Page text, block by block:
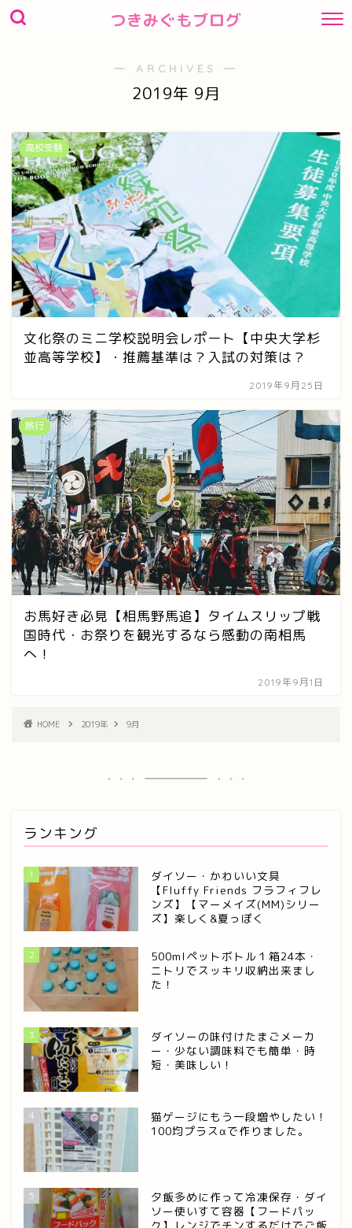
つきみぐもブログ
― ARCHIVES ―
2019年 9月
高校受験
文化祭のミニ学校説明会レポート【中央大学杉
並高等学校】・推薦基準は？入試の対策は？
2019年9月25日
旅行
お馬好き必見【相馬野馬追】タイムスリップ戦
国時代・お祭りを観光するなら感動の南相馬
へ！
2019年9月1日
HOME 2019年 9月
ランキング
1
ダイソー・かわいい文具
【Fluffy Friends フラフィフレ
ンズ】【マーメイズ(MM)シリー
ズ】楽しく&夏っぽく
2
500mlペットボトル１箱24本・
ニトリでスッキリ収納出来まし
た！
3
ダイソーの味付けたまごメーカ
ー・少ない調味料でも簡単・時
短・美味しい！
4
猫ゲージにもう一段増やしたい！
100均プラスαで作りました。
5
夕飯多めに作って冷凍保存・ダイ
ソー使いすて容器【フードパッ
ク】レンジでチンするだけでご飯